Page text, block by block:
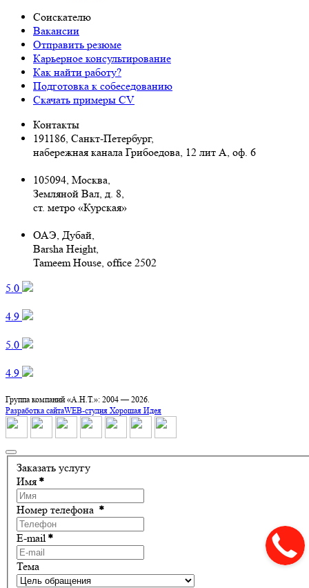
Соискателю
Вакансии
Отправить резюме
Карьерное консультирование
Как найти работу?
Подготовка к собеседованию
Cкачать примеры CV
Контакты
191186, Санкт-Петербург,
набережная канала Грибоедова, 12 лит А, оф. 6
105094, Москва,
Земляной Вал, д. 8,
ст. метро «Курская»
ОАЭ, Дубай,
Barsha Height,
Tameem House, office 2502
5.0 ‌
4.9 ‌
5.0 ‌
4.9 ‌
Группа компаний «А.Н.Т.»: 2004 —2026.
Разработка сайтаWEB-студия Хорошая Идея
Заказать услугу
Имя *
Номер телефона *
E-mail *
Тема